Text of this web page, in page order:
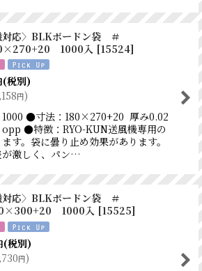
対応〉BLKボードン袋 ＃
1000入 [15524]
(税別)
円)
●寸法：180×270+20 厚み0.02
●特徴：RYO-KUN送風機専用の
す。袋に曇り止め効果があります。
が激しく、パン…
対応〉BLKボードン袋 ＃
1000入 [15525]
(税別)
円)